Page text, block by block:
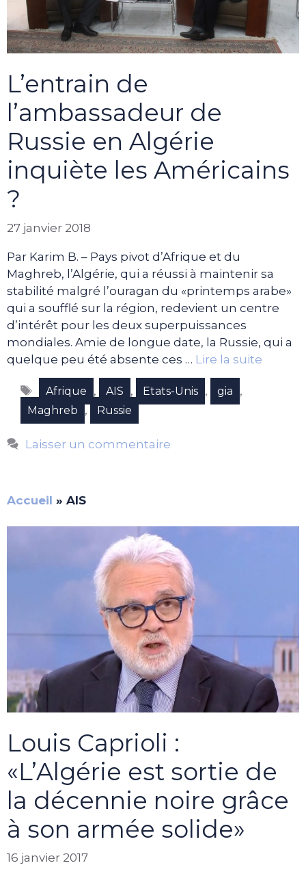
L’entrain de
l’ambassadeur de
Russie en Algérie
inquiète les Américains
?
27 janvier 2018
Par Karim B. – Pays pivot d’Afrique et du
Maghreb, l’Algérie, qui a réussi à maintenir sa
stabilité malgré l’ouragan du «printemps arabe»
qui a soufflé sur la région, redevient un centre
d’intérêt pour les deux superpuissances
mondiales. Amie de longue date, la Russie, qui a
quelque peu été absente ces … Lire la suite
Étiquettes
Afrique , AIS , Etats-Unis , gia ,
Maghreb , Russie
Laisser un commentaire
Accueil » AIS
Louis Caprioli :
«L’Algérie est sortie de
la décennie noire grâce
à son armée solide»
16 janvier 2017